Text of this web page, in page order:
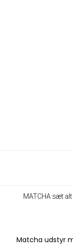
MATCHA sæt
Matcha udstyr